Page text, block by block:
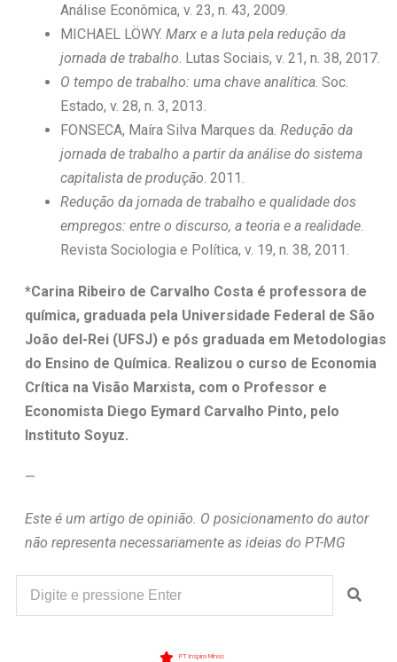
Análise Econômica, v. 23, n. 43, 2009.
MICHAEL LÖWY. Marx e a luta pela redução da
jornada de trabalho . Lutas Sociais, v. 21, n. 38, 2017.
O tempo de trabalho: uma chave analítica. Soc.
Estado, v. 28, n. 3, 2013.
FONSECA, Maíra Silva Marques da. Redução da
jornada de trabalho a partir da análise do sistema
capitalista de produção . 2011.
Redução da jornada de trabalho e qualidade dos
empregos: entre o discurso, a teoria e a realidade.
Revista Sociologia e Política, v. 19, n. 38, 2011.
*Carina Ribeiro de Carvalho Costa é professora de
química, graduada pela Universidade Federal de São
João del-Rei (UFSJ) e pós graduada em Metodologias
do Ensino de Química. Realizou o curso de Economia
Crítica na Visão Marxista, com o Professor e
Economista Diego Eymard Carvalho Pinto, pelo
Instituto Soyuz.
—
Este é um artigo de opinião. O posicionamento do autor
não representa necessariamente as ideias do PT-MG
PT Inspira Minas